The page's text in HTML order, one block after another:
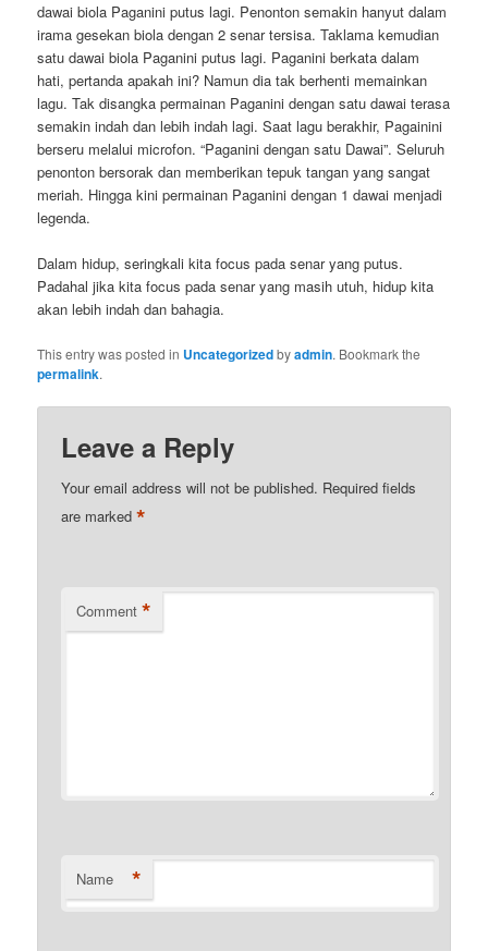
dawai biola Paganini putus lagi. Penonton semakin hanyut dalam
irama gesekan biola dengan 2 senar tersisa. Taklama kemudian
satu dawai biola Paganini putus lagi. Paganini berkata dalam
hati, pertanda apakah ini? Namun dia tak berhenti memainkan
lagu. Tak disangka permainan Paganini dengan satu dawai terasa
semakin indah dan lebih indah lagi. Saat lagu berakhir, Pagainini
berseru melalui microfon. “Paganini dengan satu Dawai”. Seluruh
penonton bersorak dan memberikan tepuk tangan yang sangat
meriah. Hingga kini permainan Paganini dengan 1 dawai menjadi
legenda.
Dalam hidup, seringkali kita focus pada senar yang putus.
Padahal jika kita focus pada senar yang masih utuh, hidup kita
akan lebih indah dan bahagia.
This entry was posted in Uncategorizedbyadmin. Bookmark the
permalink.
Leave a Reply
Your email address will not be published. Required fields
are marked*
Comment *
Name *